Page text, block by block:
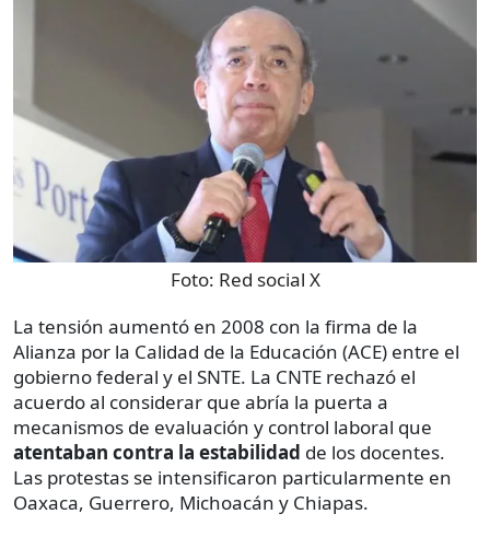
Foto: Red social X
La tensión aumentó en 2008 con la firma de la
Alianza por la Calidad de la Educación (ACE) entre el
gobierno federal y el SNTE. La CNTE rechazó el
acuerdo al considerar que abría la puerta a
mecanismos de evaluación y control laboral que
atentaban contra la estabilidad de los docentes.
Las protestas se intensificaron particularmente en
Oaxaca, Guerrero, Michoacán y Chiapas.